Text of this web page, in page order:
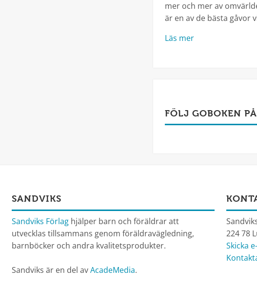
mer och mer av
är en av de bästa gåvor
Läs mer
FÖLJ GOBOKEN
SANDVIKS
Sandviks Förlag hjälper barn och föräldrar att
utvecklas tillsammans genom föräldravägledning,
barnböcker och andra kvalitetsprodukter.
Sandviks är en del avAcadeMedia.
224 78
Skicka